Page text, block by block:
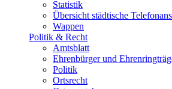
Statistik
Übersicht städtische
Wappen
Politik & Recht
Amtsblatt
Ehrenbürger und
Politik
Ortsrecht